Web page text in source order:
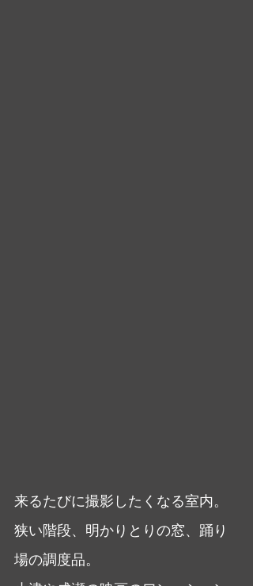
来るたびに撮影したくなる室内。
狭い階段、明かりとりの窓、踊り
場の調度品。